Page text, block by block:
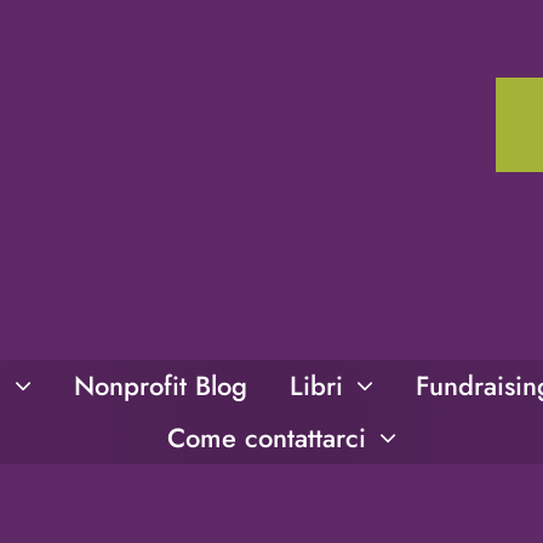
Nonprofit Blog Libri
Come contattarci